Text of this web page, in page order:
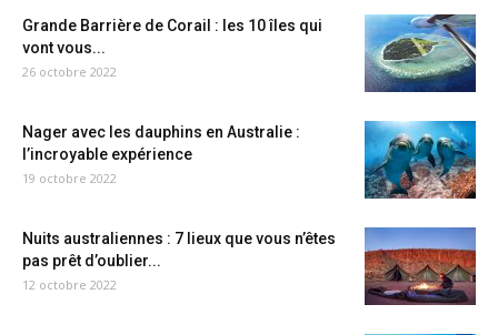
Grande Barrière de Corail : les 10 îles qui
vont vous...
26 octobre 2022
Nager avec les dauphins en Australie :
l’incroyable expérience
19 octobre 2022
Nuits australiennes : 7 lieux que vous n’êtes
pas prêt d’oublier...
12 octobre 2022